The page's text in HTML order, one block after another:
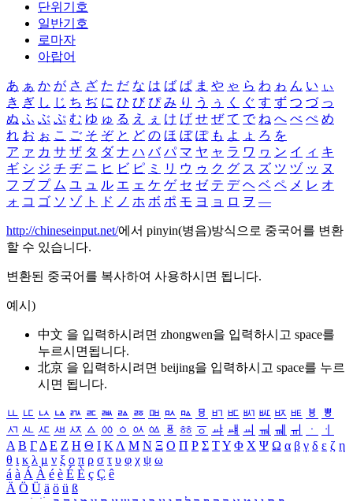
단위기호
일반기호
로마자
아랍어
あ ぁ か が さ ざ た だ な は ば ぱ ま や ゃ ら わ ゎ ん い ぃ
き ぎ し じ ち ぢ に ひ び ぴ み り う ぅ く ぐ す ず つ づ っ
ぬ ふ ぶ ぷ む ゆ ゅ る え ぇ け げ せ ぜ て で ね へ べ ぺ め
れ お ぉ こ ご そ ぞ と ど の ほ ぼ ぽ も よ ょ ろ を
ア ァ カ サ ザ タ ダ ナ ハ バ パ マ ヤ ャ ラ ワ ヮ ン イ ィ キ
ギ シ ジ チ ヂ ニ ヒ ビ ピ ミ リ ウ ゥ ク グ ス ズ ツ ヅ ッ ヌ
フ ブ プ ム ユ ュ ル エ ェ ケ ゲ セ ゼ テ デ ヘ ベ ペ メ レ オ
ォ コ ゴ ソ ゾ ト ド ノ ホ ボ ポ モ ヨ ョ ロ ヲ ―
http://chineseinput.net/에서 pinyin(병음)방식으로 중국어를 변환
할 수 있습니다.
변환된 중국어를 복사하여 사용하시면 됩니다.
예시)
中文 을 입력하시려면 zhongwen을 입력하시고 space를
누르시면됩니다.
北京 을 입력하시려면 beijing을 입력하시고 space를 누르
시면 됩니다.
ㅥ ㅦ ㅧ ㅨ ㅩ ㅪ ㅫ ㅬ ㅭ ㅮ ㅯ ㅰ ㅱ ㅲ ㅳ ㅴ ㅵ ㅶ ㅷ ㅸ
ㅹ
ㅺ ㅻ ㅼ ㅽ ㅾ ㅿ ㆀ ㆁ ㆂ ㆃ ㆄ ㆅ ㆆ ㆇ ㆈ ㆉ ㆊ ㆋ ㆌ ㆍ
ㆎ
Α Β ΓΔ Ε Ζ Η Θ Ι ΚΛ Μ Ν Ξ Ο Π Ρ Σ ΤΥ Φ Χ Ψ Ω α β γ δ ε ζ η
θ ι κ λ μ ν ξ ο π ρ σ τ υ φ χ ψ ω
á à Á À é è É È ç Ç ê
Ä Ö Ü ä ö ü ß